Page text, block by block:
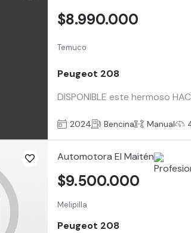
Temuco
Peugeot 208
DISPONIBLE este hermoso
$8.990.000
2024 Bencina Manual
Automotora El Maitén
Melipilla
Peugeot 208
$9.500.000